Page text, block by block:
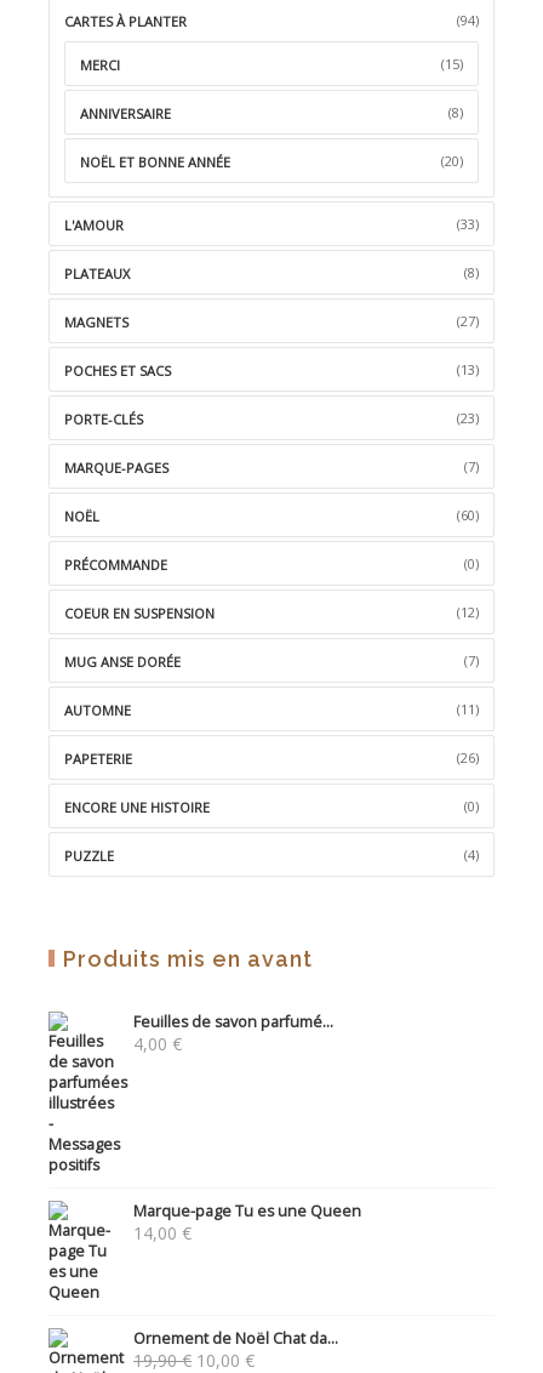
CARTES À PLANTER (94)
MERCI (15)
ANNIVERSAIRE (8)
NOËL ET BONNE ANNÉE (20)
L'AMOUR (33)
PLATEAUX (8)
MAGNETS (27)
POCHES ET SACS (13)
PORTE-CLÉS (23)
MARQUE-PAGES (7)
NOËL (60)
PRÉCOMMANDE (0)
COEUR EN SUSPENSION (12)
MUG ANSE DORÉE (7)
AUTOMNE (11)
PAPETERIE (26)
ENCORE UNE HISTOIRE (0)
PUZZLE (4)
Produits mis en avant
Feuilles de savon parfumé...
4,00 €
Marque-page Tu es une Queen
14,00 €
Ornement de Noël Chat da...
19,90€ Le
10,00 €Le